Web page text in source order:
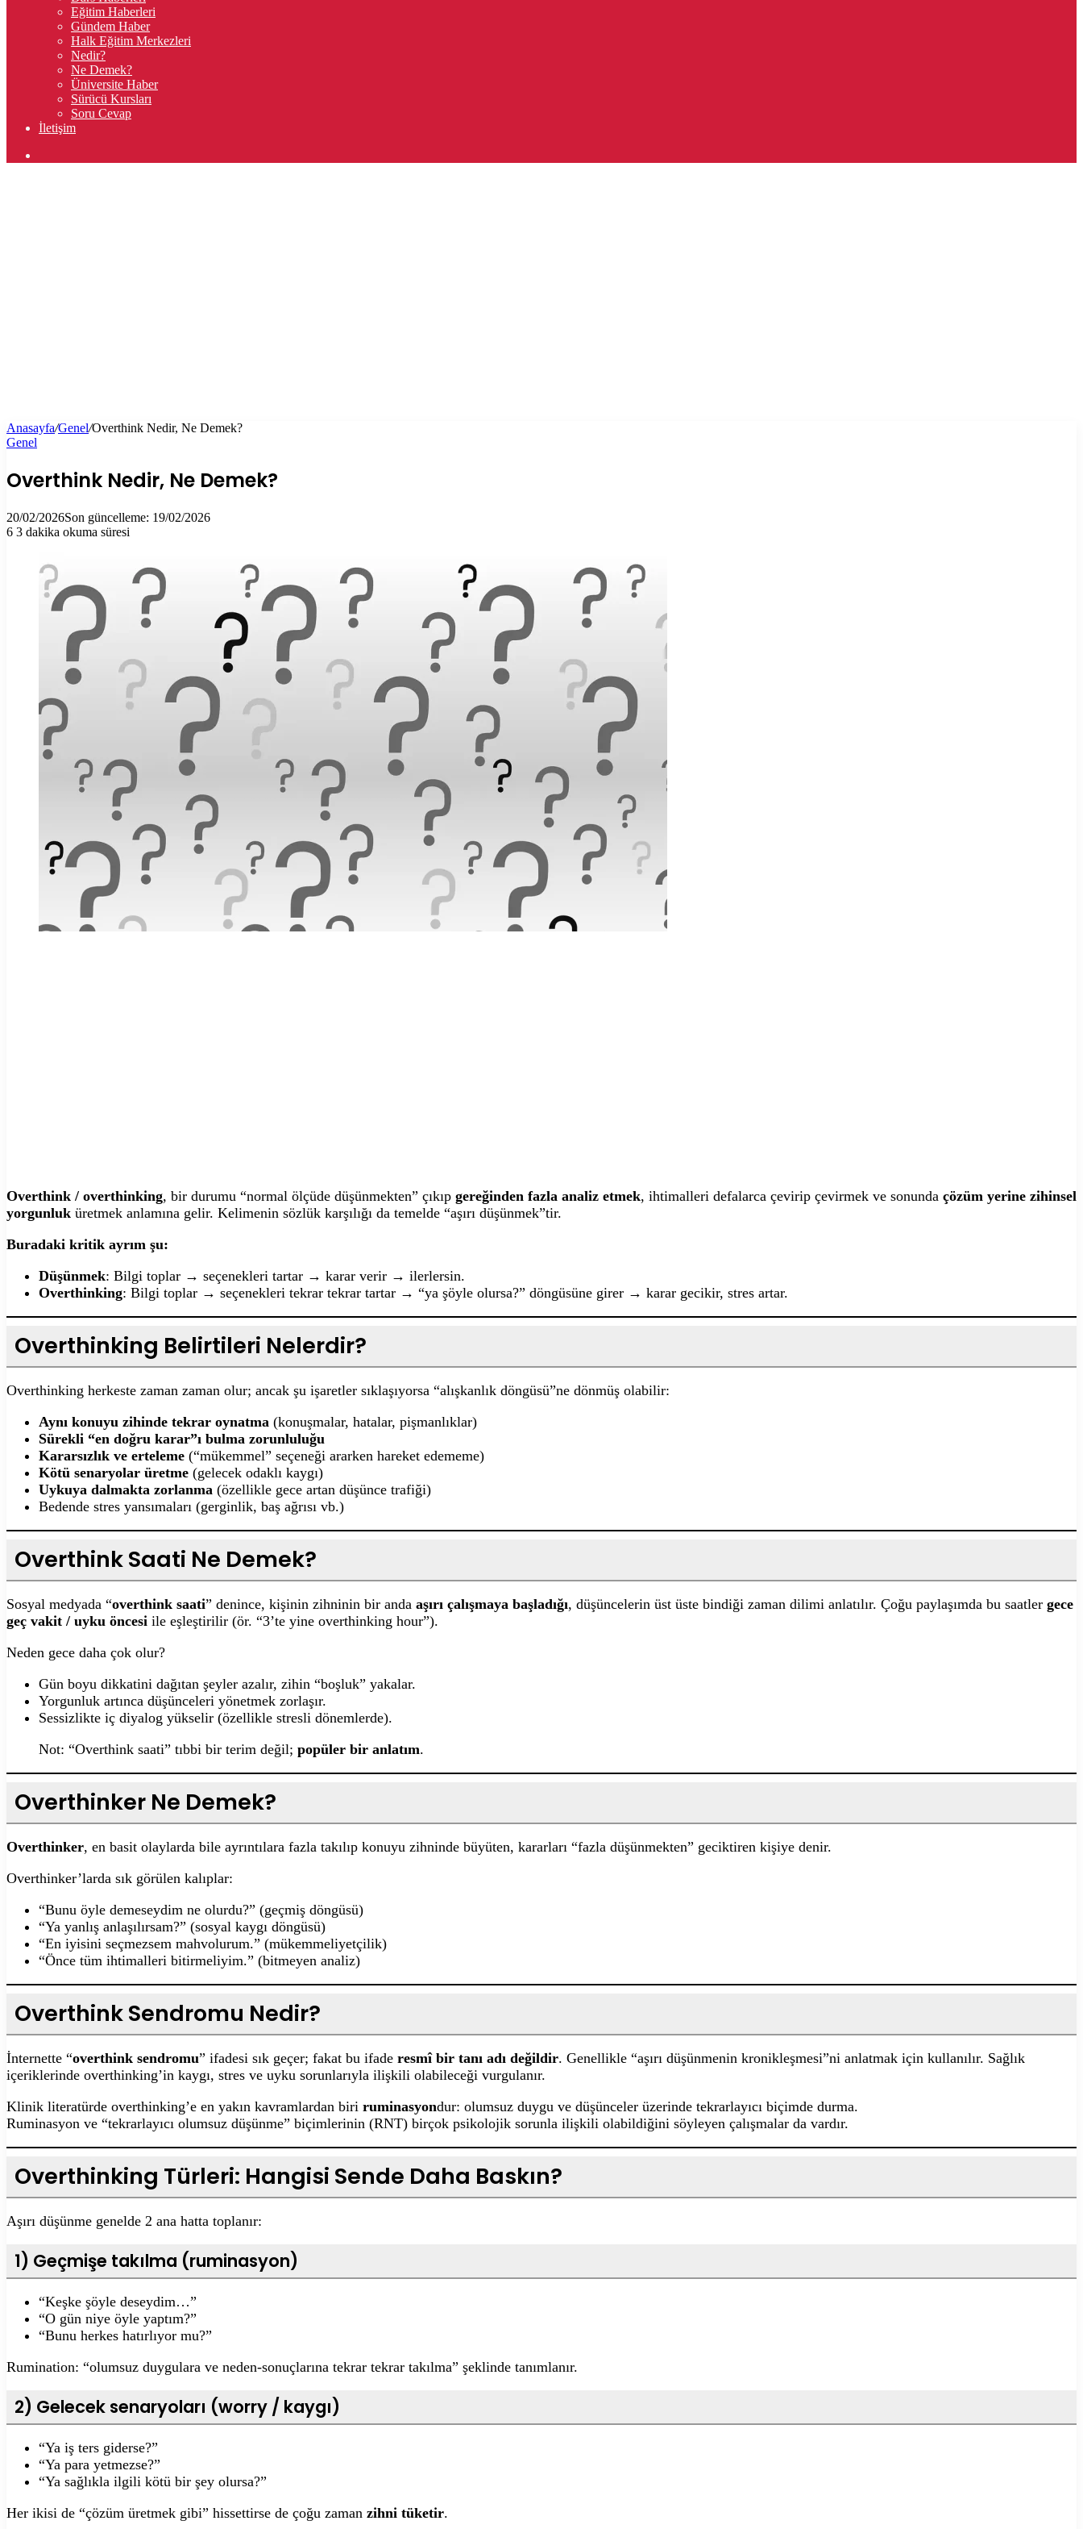
Eğitim Haberleri
Gündem Haber
Halk Eğitim Merkezleri
Nedir?
Ne Demek?
Üniversite Haber
Sürücü Kursları
Soru Cevap
İletişim
Anasayfa/Genel/Overthink Nedir, Ne Demek?
Genel
Overthink Nedir, Ne Demek?
20/02/2026Son güncelleme: 19/02/2026
6 3 dakika okuma süresi
Overthink / overthinking, bir durumu “normal ölçüde düşünmekten” çıkıp gereğinden fazla analiz etmek, ihtimalleri defalarca çevirip çevirmek ve sonunda çözüm yerine zihinsel
yorgunluk üretmek anlamına gelir. Kelimenin sözlük karşılığı da temelde “aşırı düşünmek”tir.
Buradaki kritik ayrım şu:
Düşünmek: Bilgi toplar → seçenekleri tartar → karar verir → ilerlersin.
Overthinking: Bilgi toplar → seçenekleri tekrar tekrar tartar → “ya şöyle olursa?” döngüsüne girer → karar gecikir, stres artar.
Overthinking Belirtileri Nelerdir?
Overthinking herkeste zaman zaman olur; ancak şu işaretler sıklaşıyorsa “alışkanlık döngüsü”ne dönmüş olabilir:
Aynı konuyu zihinde tekrar oynatma (konuşmalar, hatalar, pişmanlıklar)
Sürekli “en doğru karar”ı bulma zorunluluğu
Kararsızlık ve erteleme (“mükemmel” seçeneği ararken hareket edememe)
Kötü senaryolar üretme (gelecek odaklı kaygı)
Uykuya dalmakta zorlanma (özellikle gece artan düşünce trafiği)
Bedende stres yansımaları (gerginlik, baş ağrısı vb.)
Overthink Saati Ne Demek?
Sosyal medyada “overthink saati” denince, kişinin zihninin bir anda aşırı çalışmaya başladığı, düşüncelerin üst üste bindiği zaman dilimi anlatılır. Çoğu paylaşımda bu saatler gece
geç vakit / uyku öncesi ile eşleştirilir (ör. “3’te yine overthinking hour”).
Neden gece daha çok olur?
Gün boyu dikkatini dağıtan şeyler azalır, zihin “boşluk” yakalar.
Yorgunluk artınca düşünceleri yönetmek zorlaşır.
Sessizlikte iç diyalog yükselir (özellikle stresli dönemlerde).
Not: “Overthink saati” tıbbi bir terim değil; popüler bir anlatım.
Overthinker Ne Demek?
Overthinker, en basit olaylarda bile ayrıntılara fazla takılıp konuyu zihninde büyüten, kararları “fazla düşünmekten” geciktiren kişiye denir.
Overthinker’larda sık görülen kalıplar:
“Bunu öyle demeseydim ne olurdu?” (geçmiş döngüsü)
“Ya yanlış anlaşılırsam?” (sosyal kaygı döngüsü)
“En iyisini seçmezsem mahvolurum.” (mükemmeliyetçilik)
“Önce tüm ihtimalleri bitirmeliyim.” (bitmeyen analiz)
Overthink Sendromu Nedir?
İnternette “overthink sendromu” ifadesi sık geçer; fakat bu ifade resmî bir tanı adı değildir. Genellikle “aşırı düşünmenin kronikleşmesi”ni anlatmak için kullanılır. Sağlık
içeriklerinde overthinking’in kaygı, stres ve uyku sorunlarıyla ilişkili olabileceği vurgulanır.
Klinik literatürde overthinking’e en yakın kavramlardan biri ruminasyondur: olumsuz duygu ve düşünceler üzerinde tekrarlayıcı biçimde durma.
Ruminasyon ve “tekrarlayıcı olumsuz düşünme” biçimlerinin (RNT) birçok psikolojik sorunla ilişkili olabildiğini söyleyen çalışmalar da vardır.
Overthinking Türleri: Hangisi Sende Daha Baskın?
Aşırı düşünme genelde 2 ana hatta toplanır:
1) Geçmişe takılma (ruminasyon)
“Keşke şöyle deseydim…”
“O gün niye öyle yaptım?”
“Bunu herkes hatırlıyor mu?”
Rumination: “olumsuz duygulara ve neden-sonuçlarına tekrar tekrar takılma” şeklinde tanımlanır.
2) Gelecek senaryoları (worry / kaygı)
“Ya iş ters giderse?”
“Ya para yetmezse?”
“Ya sağlıkla ilgili kötü bir şey olursa?”
Her ikisi de “çözüm üretmek gibi” hissettirse de çoğu zaman zihni tüketir.